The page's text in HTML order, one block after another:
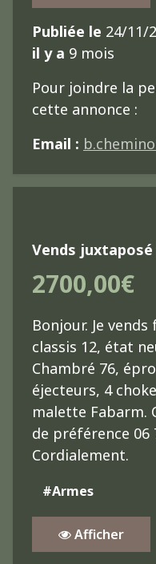
Publiée le 24/11/
il y a 9 mois
Pour joindre la
cette annonce :
Email :
Vends
2700,00€
Bonjour. Je
classis 12, état
Chambré 76,
éjecteurs, 4
malette Fabarm.
de préférence 06
Cordialement.
#Armes
Afficher